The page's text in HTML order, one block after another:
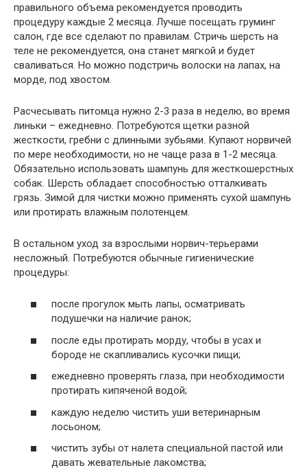
правильного объема рекомендуется проводить
процедуру каждые 2 месяца. Лучше посещать груминг
салон, где все сделают по правилам. Стричь шерсть на
теле не рекомендуется, она станет мягкой и будет
сваливаться. Но можно подстричь волоски на лапах, на
морде, под хвостом.
Расчесывать питомца нужно 2-3 раза в неделю, во время
линьки – ежедневно. Потребуются щетки разной
жесткости, гребни с длинными зубьями. Купают норвичей
по мере необходимости, но не чаще раза в 1-2 месяца.
Обязательно использовать шампунь для жесткошерстных
собак. Шерсть обладает способностью отталкивать
грязь. Зимой для чистки можно применять сухой шампунь
или протирать влажным полотенцем.
В остальном уход за взрослыми норвич-терьерами
несложный. Потребуются обычные гигиенические
процедуры:
после прогулок мыть лапы, осматривать
подушечки на наличие ранок;
после еды протирать морду, чтобы в усах и
бороде не скапливались кусочки пищи;
ежедневно проверять глаза, при необходимости
протирать кипяченой водой;
каждую неделю чистить уши ветеринарным
лосьоном;
чистить зубы от налета специальной пастой или
давать жевательные лакомства;